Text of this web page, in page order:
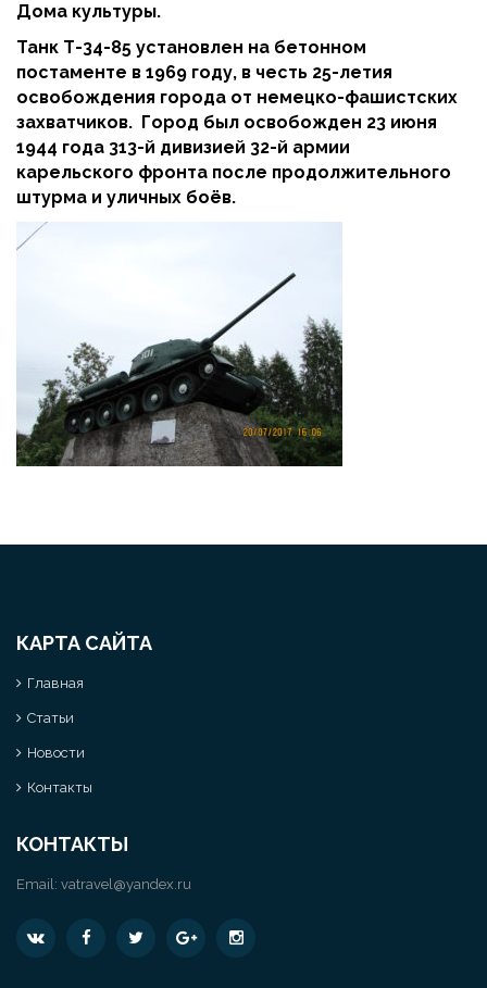
Дома культуры.
Танк Т-34-85 установлен на бетонном
постаменте в 1969 году, в честь 25-летия
освобождения города от немецко-фашистских
захватчиков. Город был освобожден 23 июня
1944 года 313-й дивизией 32-й армии
карельского фронта после продолжительного
штурма и уличных боёв.
КАРТА САЙТА
Главная
Статьи
Новости
Контакты
КОНТАКТЫ
Email: vatravel@yandex.ru